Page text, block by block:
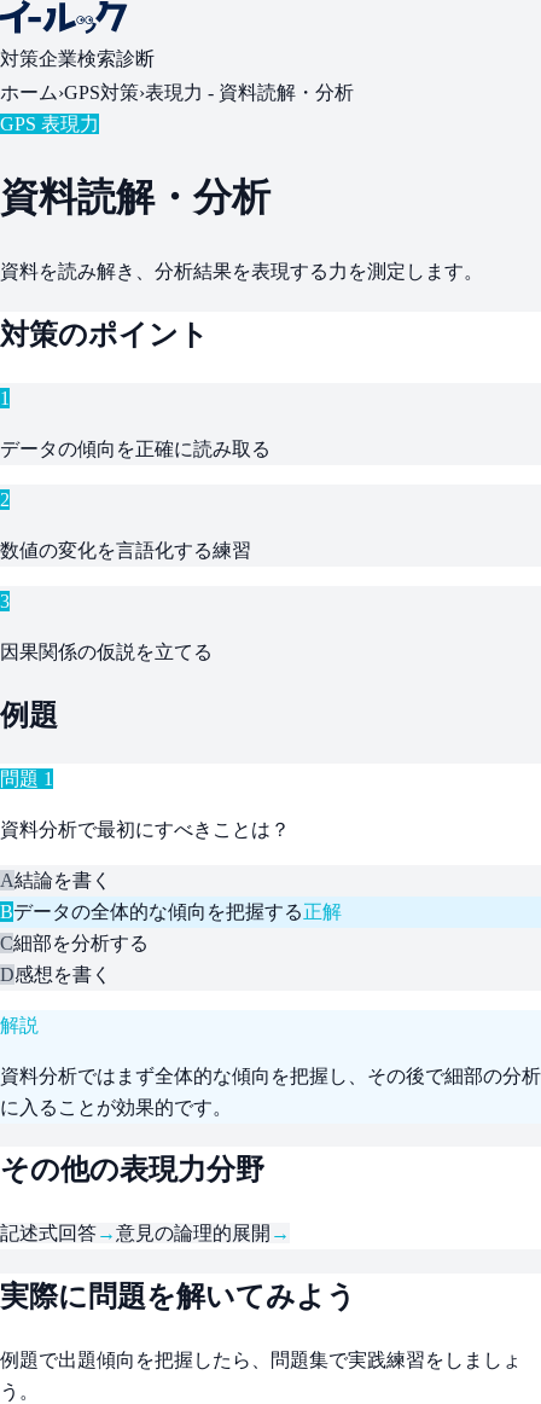
対策企業検索診断
ホーム›GPS対策›表現力 - 資料読解・分析
GPS 表現力
資料読解・分析
資料を読み解き、分析結果を表現する力を測定します。
対策のポイント
1
データの傾向を正確に読み取る
2
数値の変化を言語化する練習
3
因果関係の仮説を立てる
例題
問題 1
資料分析で最初にすべきことは？
A結論を書く
Bデータの全体的な傾向を把握する正解
C細部を分析する
D感想を書く
解説
資料分析ではまず全体的な傾向を把握し、その後で細部の分析
に入ることが効果的です。
その他の表現力分野
記述式回答→意見の論理的展開 →
実際に問題を解いてみよう
例題で出題傾向を把握したら、問題集で実践練習をしましょ
う。